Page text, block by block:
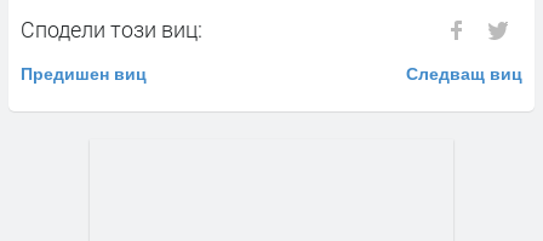
Сподели този виц:
Предишен виц Следващ виц